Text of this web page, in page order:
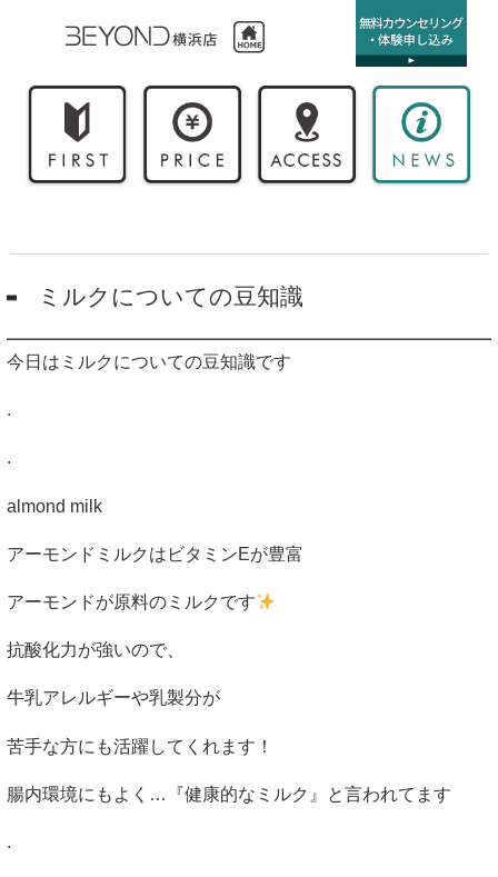
ミルクについての豆知識
今日はミルクについての豆知識です
.
.
almond milk
アーモンドミルクはビタミンEが豊富
アーモンドが原料のミルクです
抗酸化力が強いので、
牛乳アレルギーや乳製分が
苦手な方にも活躍してくれます！
腸内環境にもよく … 『健康的なミルク』と言われてます
.